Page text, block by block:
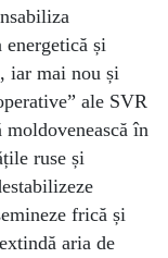
energetică și
iar mai nou și
ale SVR
în
ruse și
frică și
aria de